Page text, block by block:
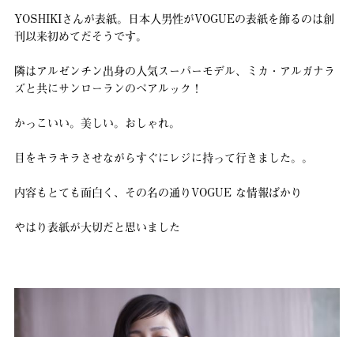
YOSHIKIさんが表紙。日本人男性がVOGUEの表紙を飾るのは創
刊以来初めてだそうです。
隣はアルゼンチン出身の人気スーパーモデル、ミカ・アルガナラ
ズと共にサンローランのペアルック！
かっこいい。美しい。おしゃれ。
目をキラキラさせながらすぐにレジに持って行きました。。
内容もとても面白く、その名の通りVOGUE な情報ばかり
やはり表紙が大切だと思いました